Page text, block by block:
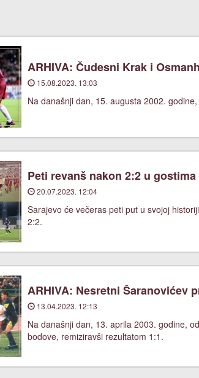
ARHIVA: Čudesni Krak i
15.08.2023. 13:03
Na današnji dan, 15. augusta 2002.
Peti revanš nakon 2:2 u gostima
20.07.2023. 12:04
Sarajevo će večeras peti put u svojoj
2:2.
ARHIVA: Nesretni Šaranovićev
13.04.2023. 12:13
Na današnji dan, 13. aprila 2003. godine,
bodove, remiziravši rezultatom 1:1.